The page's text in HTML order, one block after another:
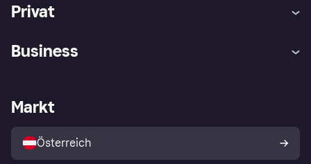
Privat
Shops entdecken
Business
Händlerportal
Markt
Österreich